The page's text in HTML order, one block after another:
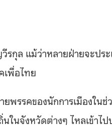
กุล แม้ว่าหลายฝ่ายจะปร
เพื่อไทย
พรรคของนักการเมืองในช่
ในจังหวัดต่างๆ ไหลเข้าไ